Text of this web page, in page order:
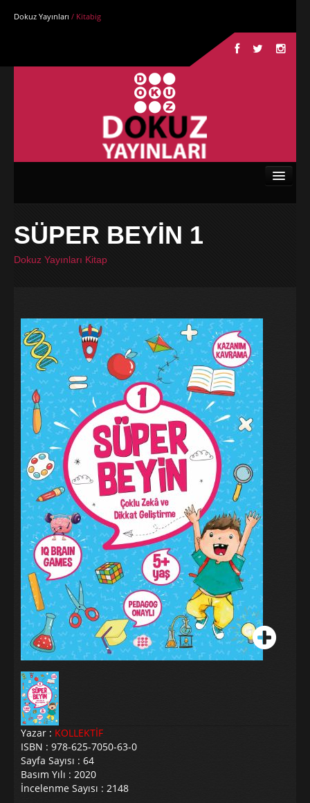
Dokuz Yayınları / Kitabig
Kurumsal
Kitaplar
Galeri
Blog
İletişim
SÜPER BEYİN 1
Dokuz Yayınları Kitap
Yazar : KOLLEKTİF
ISBN : 978-625-7050-63-0
Sayfa Sayısı : 64
Basım Yılı : 2020
İncelenme Sayısı : 2148